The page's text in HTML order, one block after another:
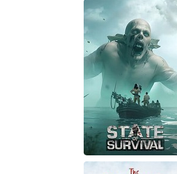
King of Retail